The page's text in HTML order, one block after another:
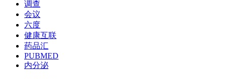
调查
会议
六度
健康互联
药品汇
PUBMED
内分泌